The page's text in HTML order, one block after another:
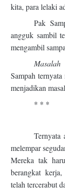
kita, para lelaki
Pak
angguk sambil
mengambil
Masalah
Sampah
menjadikan
* * *
Ternyata
melempar
Mereka tak
berangkat
telah tercerabut